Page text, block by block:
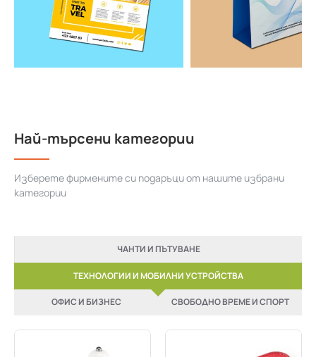
Най-търсени категории
Изберете фирмените си подаръци от нашите избрани
ЧАНТИ И ПЪТУВАНЕ
ТЕХНОЛОГИИ И МОБИЛНИ УСТРОЙСТВА